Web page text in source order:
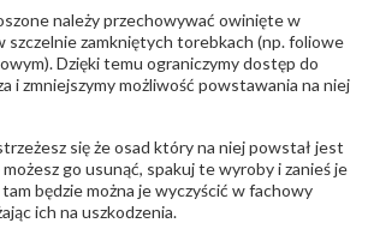
Fasetowy okrągły
ok. 0.09 ct.
WĘC-Twój Jubiler S.C. Artur Węc, Małgorzata
Suchan, ul. Kurczaba 3, 30-868 Kraków; NIP:
679-25-92-107; sklep@wec.com.pl
nadaje się dla dzieci w wieku poniżej 3 lat
w wyrobie wykonane z białego złota
należy przechowywać owinięte w
szczelnie zamkniętych torebkach (np. foliowe
Dzięki temu ograniczymy dostęp do
i zmniejszymy możliwość powstawania na niej
się że osad który na niej powstał jest
go usunąć, spakuj te wyroby i zanieś je
będzie można je wyczyścić w fachowy
ich na uszkodzenia.